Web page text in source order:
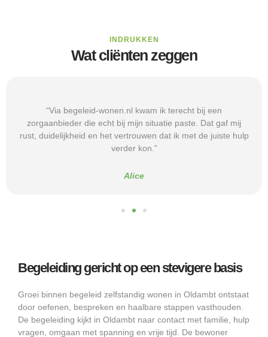
INDRUKKEN
Wat cliënten zeggen
“Via begeleid-wonen.nl kwam ik terecht bij een
zorgaanbieder die echt bij mijn situatie paste. Dat gaf mij
rust, duidelijkheid en het vertrouwen dat ik met de juiste hulp
verder kon.”
Alice
Begeleiding gericht op een stevigere basis
Groei binnen begeleid zelfstandig wonen in Oldambt ontstaat
door oefenen, bespreken en haalbare stappen vasthouden.
De begeleiding kijkt in Oldambt naar contact met familie, hulp
vragen, omgaan met spanning en vrije tijd. De bewoner